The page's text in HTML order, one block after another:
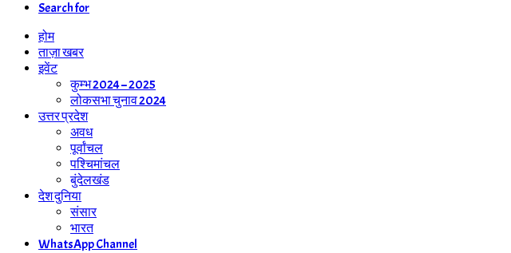
Search for
होम
ताज़ा खबर
इवेंट
कुम्भ 2024 – 2025
लोकसभा चुनाव 2024
उत्तर प्रदेश
अवध
पूर्वांचल
पश्चिमांचल
बुंदेलखंड
देश दुनिया
संसार
भारत
WhatsApp Channel